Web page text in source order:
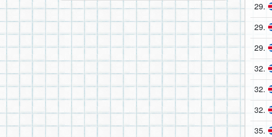
29.
29.
29.
32.
32.
32.
35.